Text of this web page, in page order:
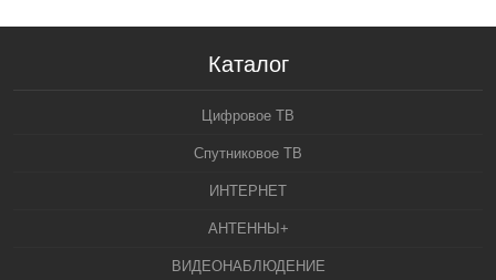
Каталог
Цифровое ТВ
Спутниковое ТВ
ИНТЕРНЕТ
АНТЕННЫ+
ВИДЕОНАБЛЮДЕНИЕ